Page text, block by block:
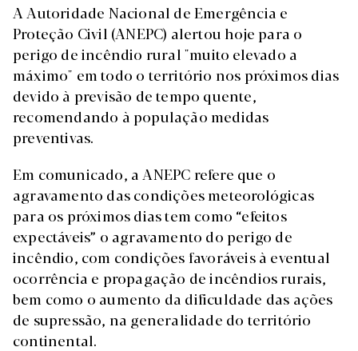
A Autoridade Nacional de Emergência e
Proteção Civil (ANEPC) alertou hoje para o
perigo de incêndio rural "muito elevado a
máximo" em todo o território nos próximos dias
devido à previsão de tempo quente,
recomendando à população medidas
preventivas.
Em comunicado, a ANEPC refere que o
agravamento das condições meteorológicas
para os próximos dias tem como “efeitos
expectáveis” o agravamento do perigo de
incêndio, com condições favoráveis à eventual
ocorrência e propagação de incêndios rurais,
bem como o aumento da dificuldade das ações
de supressão, na generalidade do território
continental.